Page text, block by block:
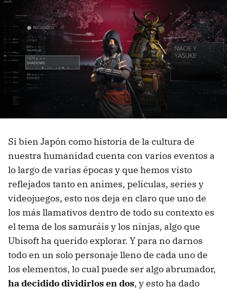
Si bien Japón como historia de la cultura de
nuestra humanidad cuenta con varios eventos a
lo largo de varias épocas y que hemos visto
reflejados tanto en animes, películas, series y
videojuegos, esto nos deja en claro que uno de
los más llamativos dentro de todo su contexto es
el tema de los samuráis y los ninjas, algo que
Ubisoft ha querido explorar. Y para no darnos
todo en un solo personaje lleno de cada uno de
los elementos, lo cual puede ser algo abrumador,
ha decidido dividirlos en dos, y esto ha dado